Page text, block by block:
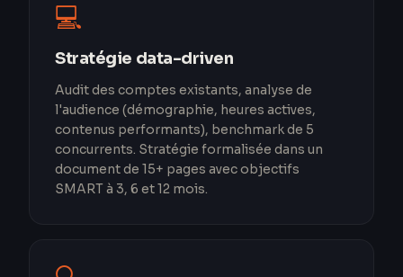
💻
Stratégie data-driven
Audit des comptes existants, analyse de
l'audience (démographie, heures actives,
contenus performants), benchmark de 5
concurrents. Stratégie formalisée dans un
document de 15+ pages avec objectifs
SMART à 3, 6 et 12 mois.